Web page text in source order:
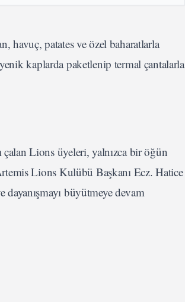
havuç, patates ve özel baharatlarla
kaplarda paketlenip termal çantalarla
çalan Lions üyeleri, yalnızca bir öğün
Lions Kulübü Başkanı Ecz. Hatice
büyütmeye devam